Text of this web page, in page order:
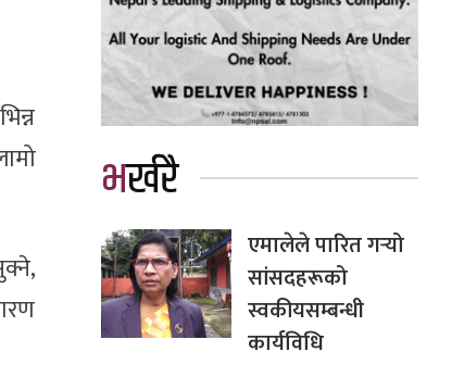
भर्खरै
एमालेले पारित गर्‍यो
सांसदहरूको
स्वकीयसम्बन्धी
कार्यविधि